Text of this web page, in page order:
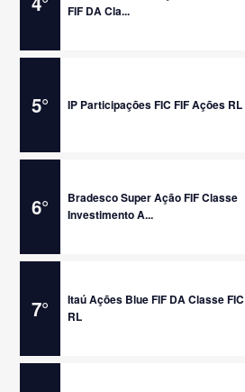
FIF DA Cla...
5° IP Participações FIC FIF Ações RL
6°
Bradesco Super Ação FIF Classe
Investimento A...
7°
Itaú Ações Blue FIF DA Classe FIC
RL